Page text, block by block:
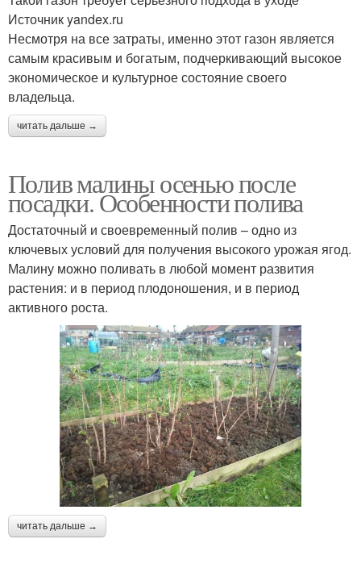
Источник yandex.ru
Несмотря на все затраты, именно этот газон является
самым красивым и богатым, подчеркивающий высокое
экономическое и культурное состояние своего
владельца.
читать дальше →
Полив малины осенью после
посадки. Особенности полива
Достаточный и своевременный полив – одно из
ключевых условий для получения высокого урожая ягод.
Малину можно поливать в любой момент развития
растения: и в период плодоношения, и в период
активного роста.
читать дальше →